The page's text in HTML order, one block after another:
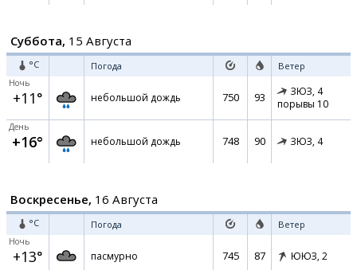
Суббота, 15 Августа
°C Погода Ветер
Ночь
+11° небольшой дождь 750 93 ЗЮЗ, 4
порывы 10
День
+16° небольшой дождь 748 90 ЗЮЗ, 4
Воскресенье, 16 Августа
°C Погода Ветер
Ночь
+13° пасмурно 745 87 ЮЮЗ, 2